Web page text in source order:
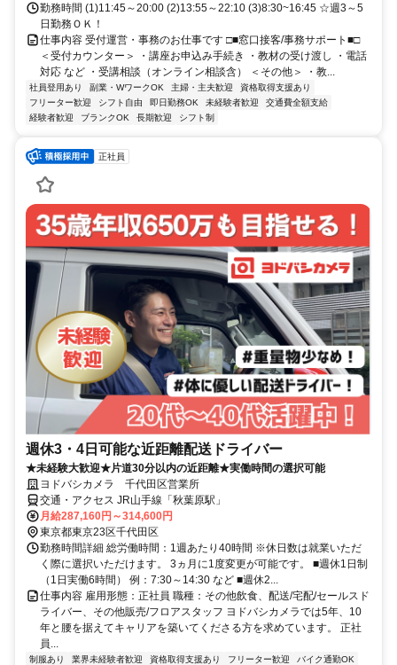
勤務時間 (1)11:45～20:00 (2)13:55～22:10 (3)8:30~16:45 ☆週3～5
日勤務ＯＫ！
仕事内容 受付運営・事務のお仕事です □■窓口接客/事務サポート■□
＜受付カウンター＞ ・講座お申込み手続き ・教材の受け渡し ・電話
対応 など ・受講相談（オンライン相談含） ＜その他＞ ・教...
社員登用あり 副業・WワークOK 主婦・主夫歓迎
資格取得支援あり
フリーター歓迎
シフト自由 即日勤務OK 未経験者歓迎
交通費全額支給
経験者歓迎
ブランクOK 長期歓迎 シフト制
正社員
週休3・4日可能な近距離配送ドライバー
★未経験大歓迎★片道30分以内の近距離★実働時間の選択可能
ヨドバシカメラ 千代田区営業所
交通・アクセス JR山手線「秋葉原駅」
月給287,160円～314,600円
東京都東京23区千代田区
勤務時間詳細 総労働時間：1週あたり40時間 ※休日数は就業いただ
く際に選択いただけます。 3ヵ月に1度変更が可能です。 ■週休1日制
（1日実働6時間） 例：7:30～14:30 など ■週休2...
仕事内容 雇用形態：正社員 職種：その他飲食、配送/宅配/セールスド
ライバー、その他販売/フロアスタッフ ヨドバシカメラでは5年、10
年と腰を据えてキャリアを築いてくださる方を求めています。 正社
員...
制服あり 業界未経験者歓迎 資格取得支援あり フリーター歓迎
バイク通勤OK